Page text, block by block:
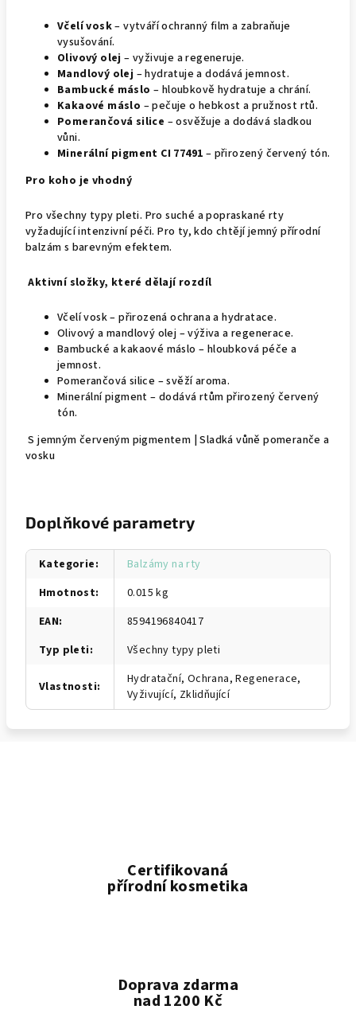
Certifikovaná
přírodní kosmetika
Doprava zdarma
nad 1200 Kč
Včelí vosk– vytváří ochranný film a zabraňuje
vysušování.
Olivový olej – vyživuje a regeneruje.
Mandlový olej – hydratuje a dodává jemnost.
Bambucké máslo – hloubkově hydratuje a chrání.
Kakaové máslo – pečuje o hebkost a pružnost rtů.
Pomerančová silice – osvěžuje a dodává sladkou
vůni.
Minerální pigment CI 77491 – přirozený červený tón.
Pro koho je vhodný
Pro všechny typy pleti. Pro suché a popraskané rty
vyžadující intenzivní péči. Pro ty, kdo chtějí jemný přírodní
balzám s barevným efektem.
Aktivní složky, které dělají rozdíl
Včelí vosk – přirozená ochrana a hydratace.
Olivový a mandlový olej – výživa a regenerace.
Bambucké a kakaové máslo – hloubková péče a
jemnost.
Pomerančová silice – svěží aroma.
Minerální pigment – dodává rtům přirozený červený
tón.
S jemným červeným pigmentem | Sladká vůně pomeranče a
vosku
Doplňkové parametry
Kategorie:
Balzámy na rty
Hmotnost:
0.015 kg
EAN:
8594196840417
Typ pleti: Všechny typy pleti
Vlastnosti:
Hydratační, Ochrana, Regenerace,
Vyživující, Zklidňující